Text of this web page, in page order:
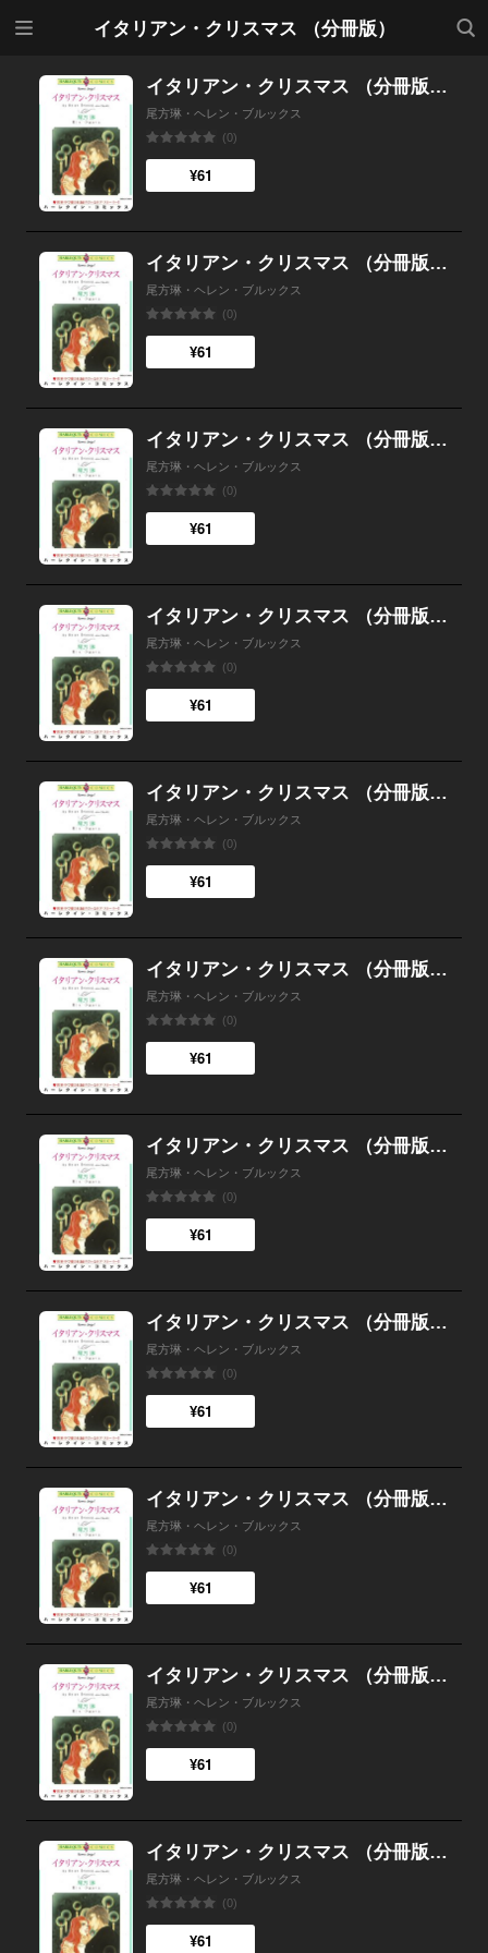
イタリアン・クリスマス （分冊版）
検索
イタリアン・クリスマス （分冊版）12話
尾方琳・ヘレン・ブルックス
(0)
¥61
イタリアン・クリスマス （分冊版）11話
尾方琳・ヘレン・ブルックス
(0)
¥61
イタリアン・クリスマス （分冊版）10話
尾方琳・ヘレン・ブルックス
(0)
¥61
イタリアン・クリスマス （分冊版）9話
尾方琳・ヘレン・ブルックス
(0)
¥61
イタリアン・クリスマス （分冊版）8話
尾方琳・ヘレン・ブルックス
(0)
¥61
イタリアン・クリスマス （分冊版）7話
尾方琳・ヘレン・ブルックス
(0)
¥61
イタリアン・クリスマス （分冊版）6話
尾方琳・ヘレン・ブルックス
(0)
¥61
イタリアン・クリスマス （分冊版）5話
尾方琳・ヘレン・ブルックス
(0)
¥61
イタリアン・クリスマス （分冊版）4話
尾方琳・ヘレン・ブルックス
(0)
¥61
イタリアン・クリスマス （分冊版）3話
尾方琳・ヘレン・ブルックス
(0)
¥61
イタリアン・クリスマス （分冊版）2話
尾方琳・ヘレン・ブルックス
(0)
¥61